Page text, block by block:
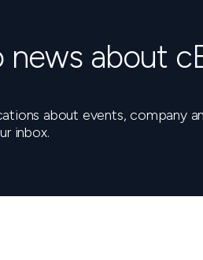
about
about events, company
inbox.